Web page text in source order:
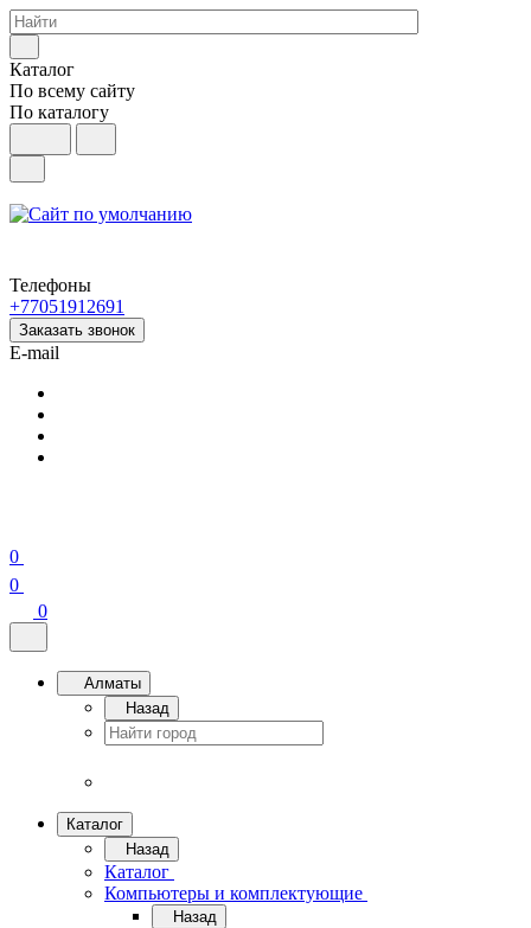
Каталог
По всему сайту
По каталогу
Телефоны
+77051912691
Заказать звонок
E-mail
0
0
0
Алматы
Назад
Каталог
Назад
Каталог
Компьютеры и комплектующие
Назад